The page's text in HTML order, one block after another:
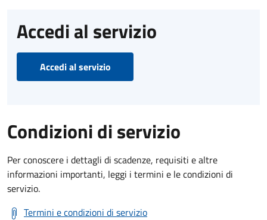
Accedi al servizio
Accedi al servizio
Condizioni di servizio
Per conoscere i dettagli di scadenze, requisiti e altre
informazioni importanti, leggi i termini e le condizioni di
servizio.
Termini e condizioni di servizio